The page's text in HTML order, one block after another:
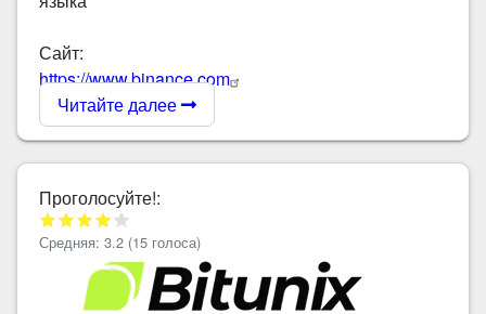
Сайт:
https://www.binance.com
Читайте далее
Проголосуйте!:
Средняя: 3.2 (15 голоса)